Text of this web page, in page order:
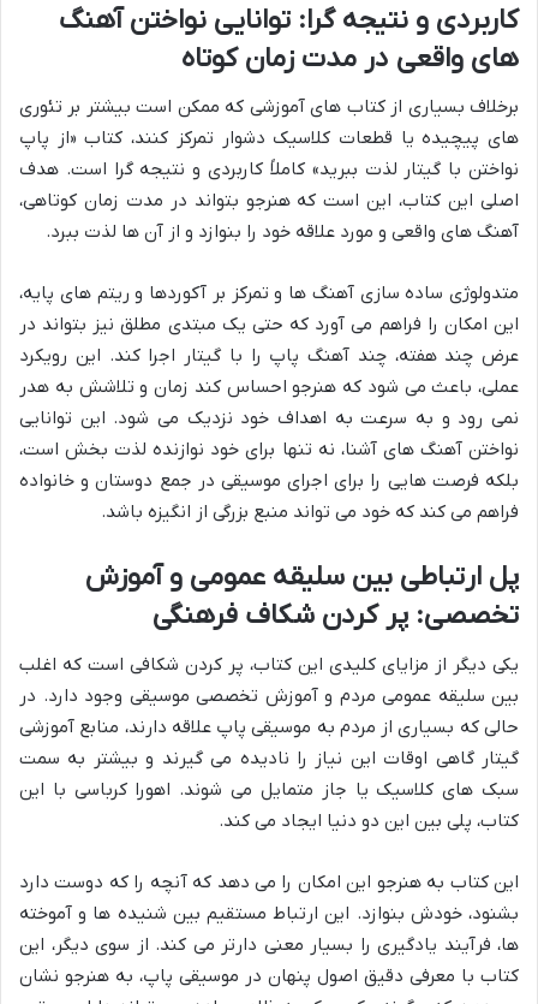
کاربردی و نتیجه گرا: توانایی نواختن آهنگ
های واقعی در مدت زمان کوتاه
برخلاف بسیاری از کتاب های آموزشی که ممکن است بیشتر بر تئوری
های پیچیده یا قطعات کلاسیک دشوار تمرکز کنند، کتاب «از پاپ
نواختن با گیتار لذت ببرید» کاملاً کاربردی و نتیجه گرا است. هدف
اصلی این کتاب، این است که هنرجو بتواند در مدت زمان کوتاهی،
آهنگ های واقعی و مورد علاقه خود را بنوازد و از آن ها لذت ببرد.
متدولوژی ساده سازی آهنگ ها و تمرکز بر آکوردها و ریتم های پایه،
این امکان را فراهم می آورد که حتی یک مبتدی مطلق نیز بتواند در
عرض چند هفته، چند آهنگ پاپ را با گیتار اجرا کند. این رویکرد
عملی، باعث می شود که هنرجو احساس کند زمان و تلاشش به هدر
نمی رود و به سرعت به اهداف خود نزدیک می شود. این توانایی
نواختن آهنگ های آشنا، نه تنها برای خود نوازنده لذت بخش است،
بلکه فرصت هایی را برای اجرای موسیقی در جمع دوستان و خانواده
فراهم می کند که خود می تواند منبع بزرگی از انگیزه باشد.
پل ارتباطی بین سلیقه عمومی و آموزش
تخصصی: پر کردن شکاف فرهنگی
یکی دیگر از مزایای کلیدی این کتاب، پر کردن شکافی است که اغلب
بین سلیقه عمومی مردم و آموزش تخصصی موسیقی وجود دارد. در
حالی که بسیاری از مردم به موسیقی پاپ علاقه دارند، منابع آموزشی
گیتار گاهی اوقات این نیاز را نادیده می گیرند و بیشتر به سمت
سبک های کلاسیک یا جاز متمایل می شوند. اهورا کرباسی با این
کتاب، پلی بین این دو دنیا ایجاد می کند.
این کتاب به هنرجو این امکان را می دهد که آنچه را که دوست دارد
بشنود، خودش بنوازد. این ارتباط مستقیم بین شنیده ها و آموخته
ها، فرآیند یادگیری را بسیار معنی دارتر می کند. از سوی دیگر، این
کتاب با معرفی دقیق اصول پنهان در موسیقی پاپ، به هنرجو نشان